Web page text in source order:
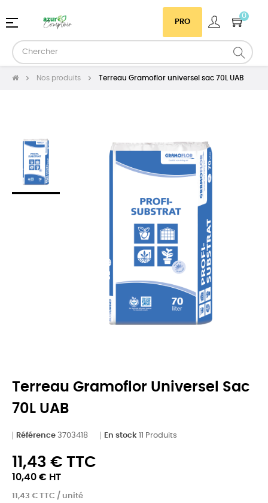
PRO
0
Basculer
navigation
☰
Nos produits Terreau Gramoflor universel sac 70L UAB
Terreau Gramoflor Universel Sac
70L UAB
Référence 3703418 En stock 11 Produits
11,43 € TTC
10,40 € HT
11,43 € TTC / unité